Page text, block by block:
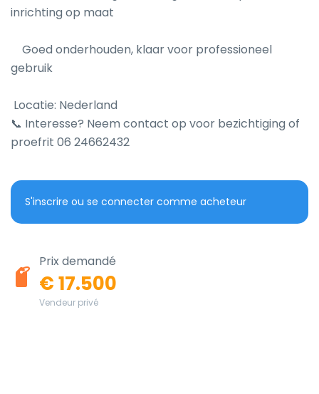
inrichting op maat
gebruik
📞 Interesse? Neem contact op voor bezichtiging of
proefrit 06 24662432
S'inscrire ou se connecter comme acheteur
Prix demandé
€ 17.500
Vendeur privé